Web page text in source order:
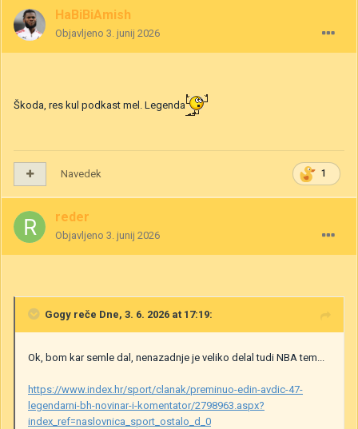
HaBiBiAmish
Objavljeno 3. junij 2026
Škoda, res kul podkast mel. Legenda
1
Navedek
reder
Objavljeno 3. junij 2026
Gogy reče Dne, 3. 6. 2026 at 17:19:
Ok, bom kar semle dal, nenazadnje je veliko delal tudi NBA tem...
https://www.index.hr/sport/clanak/preminuo-edin-avdic-47-
legendarni-bh-novinar-i-komentator/2798963.aspx?
index_ref=naslovnica_sport_ostalo_d_0